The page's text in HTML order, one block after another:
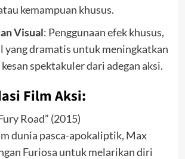
kemampuan khusus.
Visual: Penggunaan efek khusus,
yang dramatis untuk meningkatkan
spektakuler dari adegan aksi.
Film Aksi:
Road” (2015)
dunia pasca-apokaliptik, Max
Furiosa untuk melarikan diri